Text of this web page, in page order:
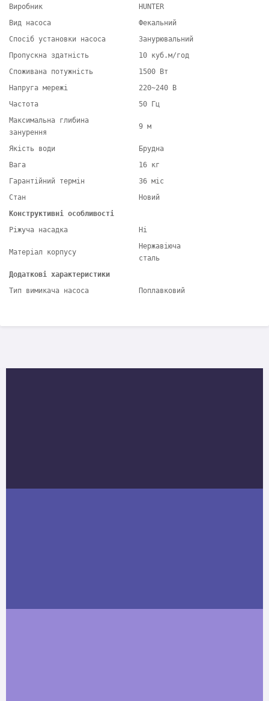
Виробник
HUNTER
Вид насоса
Фекальний
Спосіб установки насоса
Занурювальний
Пропускна здатність
10 куб.м/год
Споживана потужність
1500 Вт
Напруга мережі
220~240 В
Частота
50 Гц
Максимальна глибина
занурення
9 м
Якість води
Брудна
Вага
16 кг
Гарантійний термін
36 міс
Стан
Новий
Конструктивні особливості
Ріжуча насадка
Ні
Матеріал корпусу
Нержавіюча
сталь
Додаткові характеристики
Тип вимикача насоса
Поплавковий